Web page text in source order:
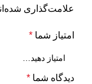
علامت‌گذاری
امتیاز شما *
دیدگاه شما *